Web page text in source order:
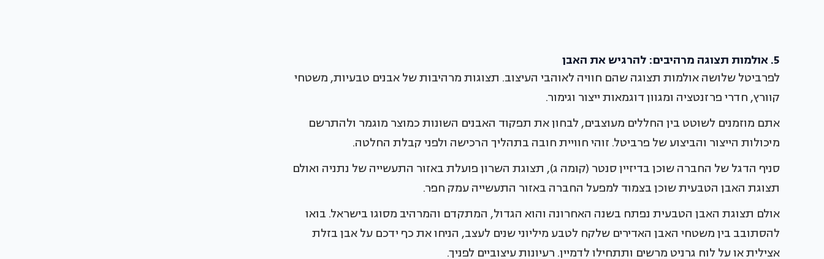
5. אולמות תצוגה מרהיבים: להרגיש את האבן
לפרביטל שלושה אולמות תצוגה שהם חוויה לאוהבי העיצוב. תצוגות מרהיבות של אבנים טבעיות, משטחי
קוורץ, חדרי פרזנטציה ומגוון דוגמאות ייצור וגימור.
אתם מוזמנים לשוטט בין החללים מעוצבים, לבחון את תפקוד האבנים השונות כמוצר מוגמר ולהתרשם
מיכולות הייצור והביצוע של פרביטל. זוהי חוויית חובה בתהליך הרכישה ולפני קבלת החלטה.
סניף הדגל של החברה שוכן בדיזיין סנטר (קומה ג), תצוגת השרון פועלת באזור התעשייה של נתניה ואולם
תצוגת האבן הטבעית שוכן בצמוד למפעל החברה באזור התעשייה עמק חפר.
אולם תצוגת האבן הטבעית נפתח בשנה האחרונה והוא הגדול, המתקדם והמרהיב מסוגו בישראל. בואו
להסתובב בין משטחי האבן האדירים שלקח לטבע מיליוני שנים לעצב, הניחו את כף ידכם על אבן בזלת
אצילית או על לוח גרניט מרשים ותתחילו לדמיין. רעיונות עיצוביים לפניך.